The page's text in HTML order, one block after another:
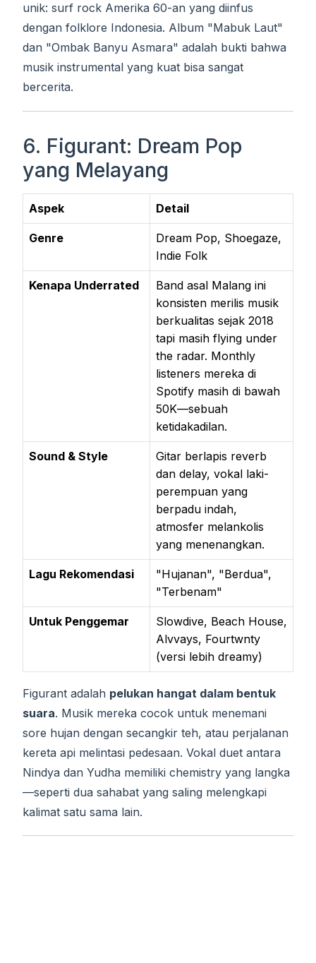
unik: surf rock Amerika 60-an yang diinfus
dengan folklore Indonesia. Album "Mabuk Laut"
dan "Ombak Banyu Asmara" adalah bukti bahwa
musik instrumental yang kuat bisa sangat
bercerita.
6. Figurant: Dream Pop
yang Melayang
Aspek Detail
Genre
Dream Pop, Shoegaze,
Indie Folk
Kenapa Underrated
Band asal Malang ini
konsisten merilis musik
berkualitas sejak 2018
tapi masih flying under
the radar. Monthly
listeners mereka di
Spotify masih di bawah
50K—sebuah
ketidakadilan.
Sound & Style
Gitar berlapis reverb
dan delay, vokal laki-
perempuan yang
berpadu indah,
atmosfer melankolis
yang menenangkan.
Lagu Rekomendasi
"Hujanan", "Berdua",
"Terbenam"
Untuk Penggemar
Slowdive, Beach House,
Alvvays, Fourtwnty
(versi lebih dreamy)
Figurant adalah pelukan hangat dalam bentuk
suara. Musik mereka cocok untuk menemani
sore hujan dengan secangkir teh, atau perjalanan
kereta api melintasi pedesaan. Vokal duet antara
Nindya dan Yudha memiliki chemistry yang langka
—seperti dua sahabat yang saling melengkapi
kalimat satu sama lain.